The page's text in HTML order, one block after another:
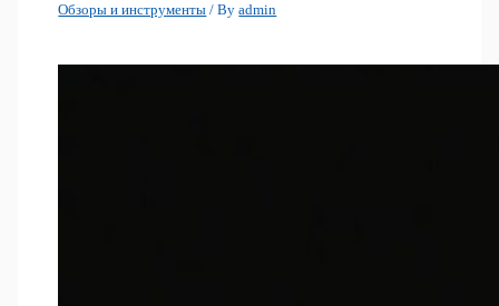
Обзоры и инструменты / Byadmin